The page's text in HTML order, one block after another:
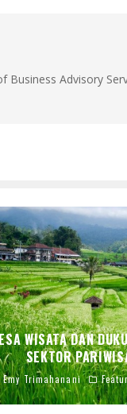
Business Advisory
WISATA DAN
SEKTOR
Emy Trimahanani